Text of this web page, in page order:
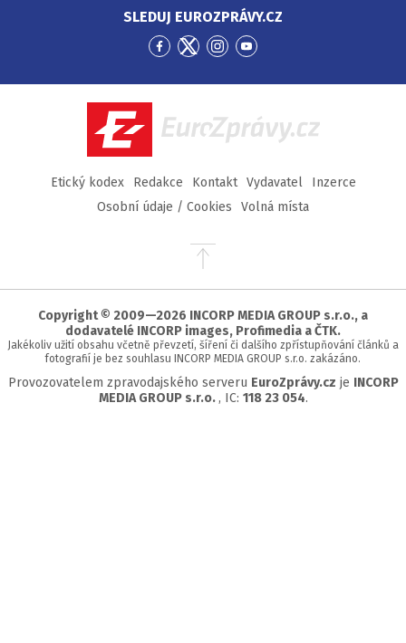
SLEDUJ EUROZPRÁVY.CZ
Přejít
Facebook
Přejít
Twitter
Přejít
Instagram
Přejít
YouTube
EuroZprávy.cz
Etický kodex Redakce Kontakt Vydavatel
Inzerce
Osobní údaje / Cookies
Volná místa
Přejít
stránky
Copyright © 2009—2026 INCORP MEDIA GROUP s.r.o., a
dodavatelé INCORP images, Profimedia a ČTK.
Jakékoliv užití obsahu včetně převzetí, šíření či dalšího zpřístupňování článků a
fotografií je bez souhlasu INCORP MEDIA GROUP s.r.o. zakázáno.
Provozovatelem zpravodajského serveru EuroZprávy.cz je INCORP
MEDIA GROUP s.r.o. , IC: 118 23 054.